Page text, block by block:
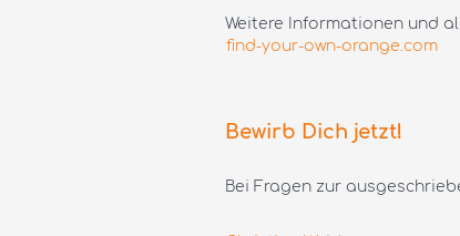
Weitere Informationen und
find-your-own-orange.com
Bewirb Dich jetzt!
Bei Fragen zur